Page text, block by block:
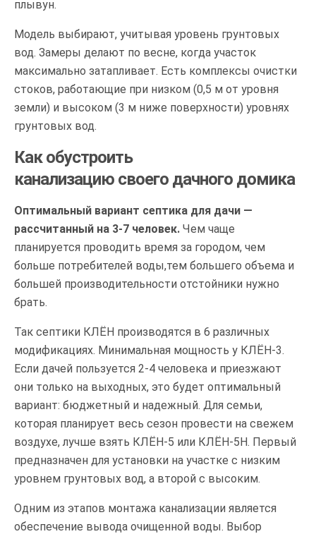
плывун.
Модель выбирают, учитывая уровень грунтовых
вод. Замеры делают по весне, когда участок
максимально затапливает. Есть комплексы очистки
стоков, работающие при низком (0,5 м от уровня
земли) и высоком (3 м ниже поверхности) уровнях
грунтовых вод.
Какобустроить
канализацию своего дачного домика
Оптимальный вариант септика для дачи —
рассчитанный на 3-7 человек. Чем чаще
планируется проводить время за городом, чем
больше потребителей воды,тем большего объема и
большей производительности отстойники нужно
брать.
Так септики КЛЁН производятся в 6 различных
модификациях. Минимальная мощность у КЛЁН-3.
Если дачей пользуется 2-4 человека и приезжают
они только на выходных, это будет оптимальный
вариант: бюджетный и надежный. Для семьи,
которая планирует весь сезон провести на свежем
воздухе, лучше взять КЛЁН-5 или КЛЁН-5Н. Первый
предназначен для установки на участке с низким
уровнем грунтовых вод, а второй с высоким.
Одним из этапов монтажа канализации является
обеспечение вывода очищенной воды. Выбор